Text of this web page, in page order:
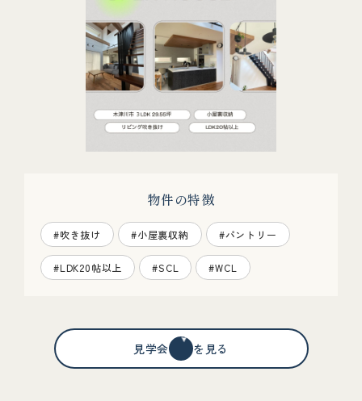
物件の特徴
#吹き抜け #小屋裏収納 #パントリー
#LDK20帖以上 #SCL #WCL
見学会情報を見る